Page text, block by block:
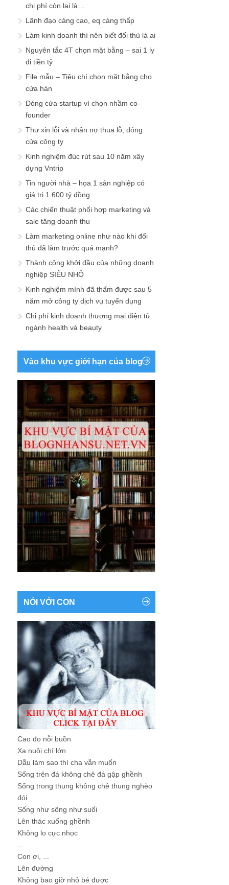
chi phí còn lại là…
Lãnh đạo càng cao, eq càng thấp
Làm kinh doanh thì nên biết đối thủ là ai
Nguyên tắc 4T chọn mặt bằng – sai 1 ly
đi tiền tỷ
File mẫu – Tiêu chí chọn mặt bằng cho
cửa hàn
Đóng cửa startup vì chọn nhầm co-
founder
Thư xin lỗi và nhận nợ thua lỗ, đóng
cửa công ty
Kinh nghiệm đúc rút sau 10 năm xây
dựng Vntrip
Tin người nhà – họa 1 sản nghiệp có
giá trị 1.600 tỷ đồng
Các chiến thuật phối hợp marketing và
sale tăng doanh thu
Làm marketing online như nào khi đối
thủ đã làm trước quá mạnh?
Thành công khởi đầu của những doanh
nghiệp SIÊU NHỎ
Kinh nghiệm mình đã thấm được sau 5
năm mở công ty dịch vụ tuyển dụng
Chi phí kinh doanh thương mại điện tử
ngành health và beauty
Vào khu vực giới hạn của blog
NÓI VỚI CON
Cao đo nỗi buồn
Xa nuôi chí lớn
Dẫu làm sao thì cha vẫn muốn
Sống trên đá không chê đá gập ghềnh
Sống trong thung không chê thung nghèo
đói
Sống như sông như suối
Lên thác xuống ghềnh
Không lo cực nhọc
Con ơi, ...
Lên đường
Không bao giờ nhỏ bé được